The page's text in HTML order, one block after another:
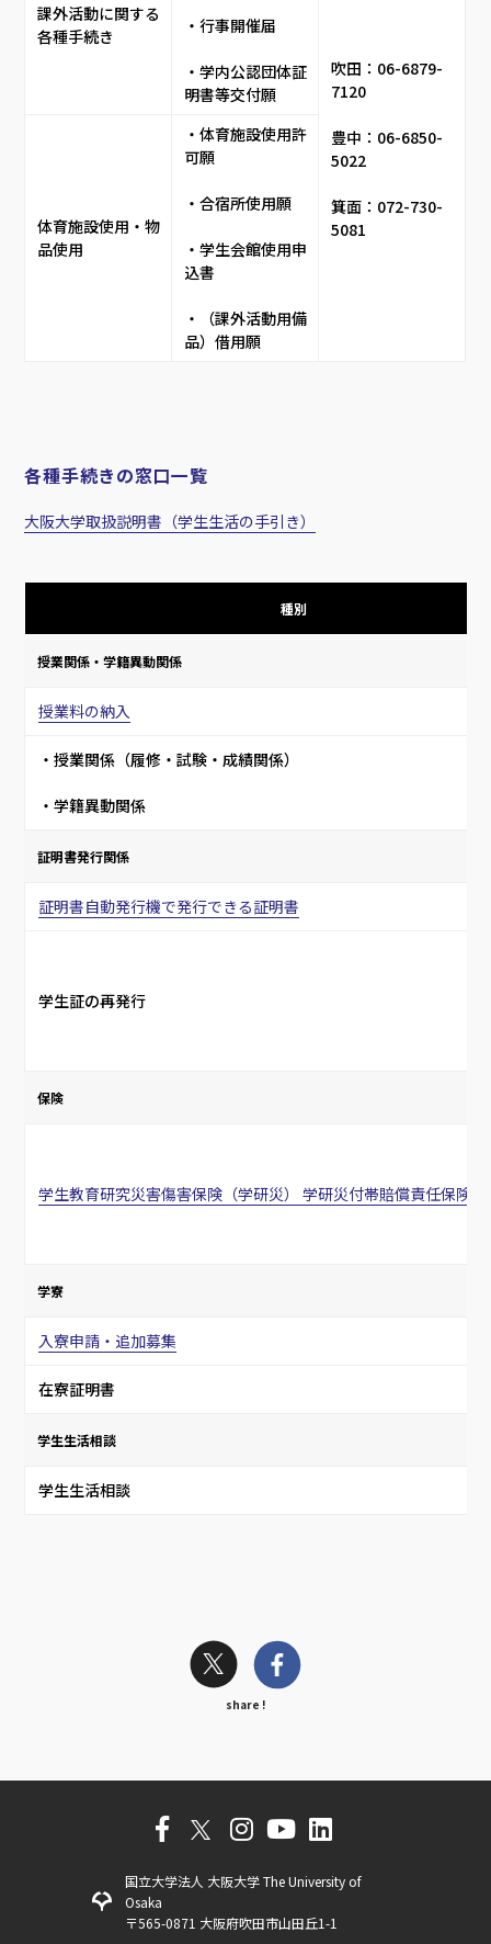
課外活動に関する
各種手続き
・行事開催届
・学内公認団体証
明書等交付願
吹田：06-6879-
7120
豊中：06-6850-
5022
箕面：072-730-
5081
体育施設使用・物
品使用
・体育施設使用許
可願
・合宿所使用願
・学生会館使用申
込書
・（課外活動用備
品）借用願
各種手続きの窓口一覧
大阪大学取扱説明書（学生生活の手引き）
種別
授業関係・学籍異動関係
授業料の納入
・授業関係（履修・試験・成績関係）
・学籍異動関係
証明書発行関係
証明書自動発行機で発行できる証明書
学生証の再発行
保険
学生教育研究災害傷害保険（学研災） 学研災付帯賠償責任保険
学寮
入寮申請・追加募集
在寮証明書
学生生活相談
学生生活相談
share !
国立大学法人 大阪大学 The University of
Osaka
〒565-0871 大阪府吹田市山田丘1-1